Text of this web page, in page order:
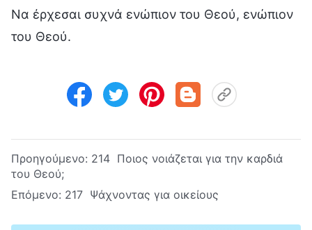
Να έρχεσαι συχνά ενώπιον του Θεού, ενώπιον
του Θεού.
Προηγούμενο: 214 Ποιος νοιάζεται για την καρδιά
του Θεού;
Επόμενο: 217 Ψάχνοντας για οικείους